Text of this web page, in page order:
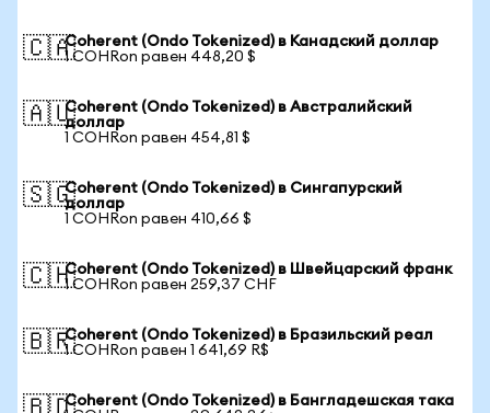
🇨🇦Coherent (Ondo Tokenized) в Канадский доллар
1 COHRon равен 448,20 $
🇦🇺Coherent (Ondo Tokenized) в Австралийский
доллар
1 COHRon равен 454,81 $
🇸🇬Coherent (Ondo Tokenized) в Сингапурский
доллар
1 COHRon равен 410,66 $
🇨🇭Coherent (Ondo Tokenized) в Швейцарский франк
1 COHRon равен 259,37 CHF
🇧🇷Coherent (Ondo Tokenized) в Бразильский реал
1 COHRon равен 1 641,69 R$
Coherent (Ondo Tokenized) в Бангладешская така